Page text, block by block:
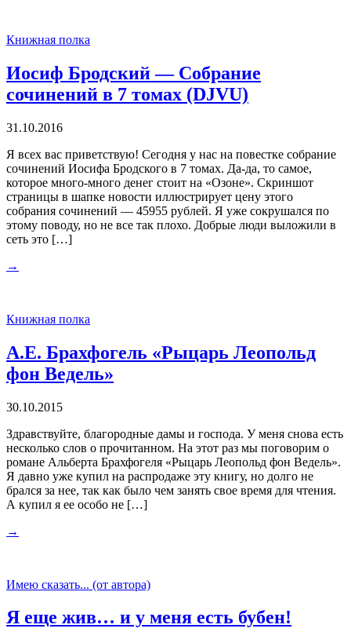
Книжная полка
Иосиф Бродский — Собрание
сочинений в 7 томах (DJVU)
31.10.2016
Я всех вас приветствую! Сегодня у нас на повестке собрание
сочинений Иосифа Бродского в 7 томах. Да-да, то самое,
которое много-много денег стоит на «Озоне». Скриншот
страницы в шапке новости иллюстрирует цену этого
собрания сочинений — 45955 рублей. Я уже сокрушался по
этому поводу, но не все так плохо. Добрые люди выложили в
сеть это […]
→
Книжная полка
А.Е. Брахфогель «Рыцарь Леопольд
фон Ведель»
30.10.2015
Здравствуйте, благородные дамы и господа. У меня снова есть
несколько слов о прочитанном. На этот раз мы поговорим о
романе Альберта Брахфогеля «Рыцарь Леопольд фон Ведель».
Я давно уже купил на распродаже эту книгу, но долго не
брался за нее, так как было чем занять свое время для чтения.
А купил я ее особо не […]
→
Имею сказать... (от автора)
Я еще жив… и у меня есть бубен!